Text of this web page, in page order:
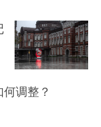
调整？